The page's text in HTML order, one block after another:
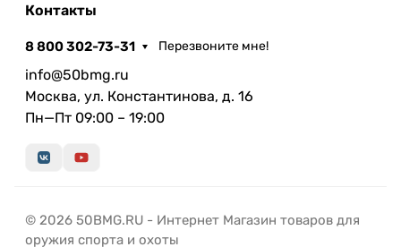
Контакты
8 800 302-73-31 Перезвоните мне!
info@50bmg.ru
Москва, ул. Константинова, д. 16
Пн—Пт 09:00 – 19:00
© 2026 50BMG.RU - Интернет Магазин товаров для
оружия спорта и охоты